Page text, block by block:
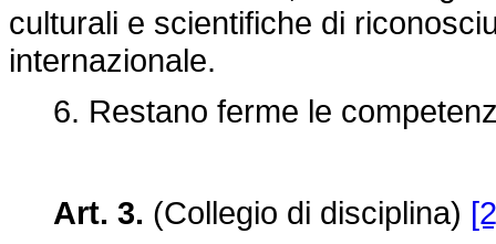
culturali e scientifiche di
internazionale.
6. Restano ferme le
Art. 3. (Collegio di disciplina)